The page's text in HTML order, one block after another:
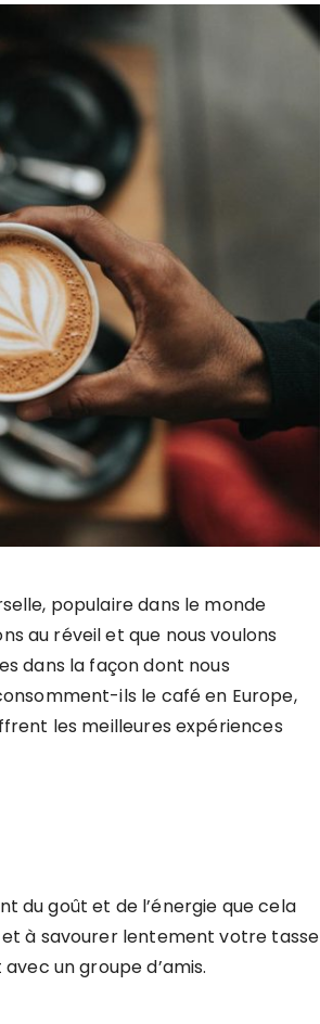
populaire dans le monde
au réveil et que nous voulons
dans la façon dont nous
ils le café en Europe,
les meilleures expériences
du goût et de l’énergie que cela
et à savourer lentement votre tasse
un groupe d’amis.